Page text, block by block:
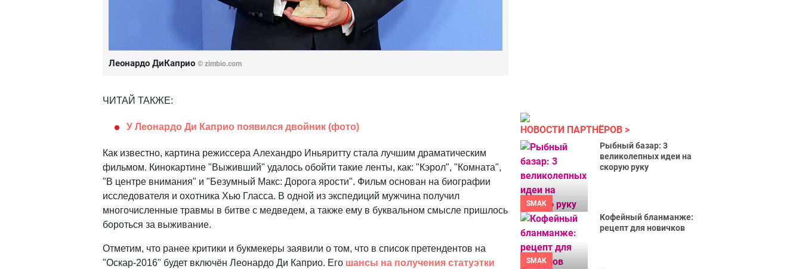
Леонардо ДиКаприо © zimbio.com
ЧИТАЙ ТАКЖЕ:
У Леонардо Ди Каприо появился двойник (фото)
Как известно, картина режиссера Алехандро Иньяритту стала лучшим драматическим
фильмом. Кинокартине "Выживший" удалось обойти такие ленты, как: "Кэрол", "Комната",
"В центре внимания" и "Безумный Макс: Дорога ярости". Фильм основан на биографии
исследователя и охотника Хью Гласса. В одной из экспедиций мужчина получил
многочисленные травмы в битве с медведем, а также ему в буквальном смысле пришлось
бороться за выживание.
Отметим, что ранее критики и букмекеры заявили о том, что в список претендентов на
"Оскар-2016" будет включён Леонардо Ди Каприо. Его шансы на получения статуэтки
НОВОСТИ ПАРТНЁРОВ
SMAK
Рыбный базар: 3
великолепных идеи на
скорую руку
SMAK
Кофейный бланманже:
рецепт для новичков